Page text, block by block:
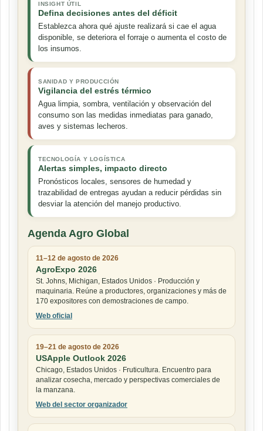
INSIGHT ÚTIL
Defina decisiones antes del déficit
Establezca ahora qué ajuste realizará si cae el agua
disponible, se deteriora el forraje o aumenta el costo de
los insumos.
SANIDAD Y PRODUCCIÓN
Vigilancia del estrés térmico
Agua limpia, sombra, ventilación y observación del
consumo son las medidas inmediatas para ganado,
aves y sistemas lecheros.
TECNOLOGÍA Y LOGÍSTICA
Alertas simples, impacto directo
Pronósticos locales, sensores de humedad y
trazabilidad de entregas ayudan a reducir pérdidas sin
desviar la atención del manejo productivo.
Agenda Agro Global
11–12 de agosto de 2026
AgroExpo 2026
St. Johns, Michigan, Estados Unidos · Producción y
maquinaria. Reúne a productores, organizaciones y más de
170 expositores con demostraciones de campo.
Web oficial
19–21 de agosto de 2026
USApple Outlook 2026
Chicago, Estados Unidos · Fruticultura. Encuentro para
analizar cosecha, mercado y perspectivas comerciales de
la manzana.
Web del sector organizador